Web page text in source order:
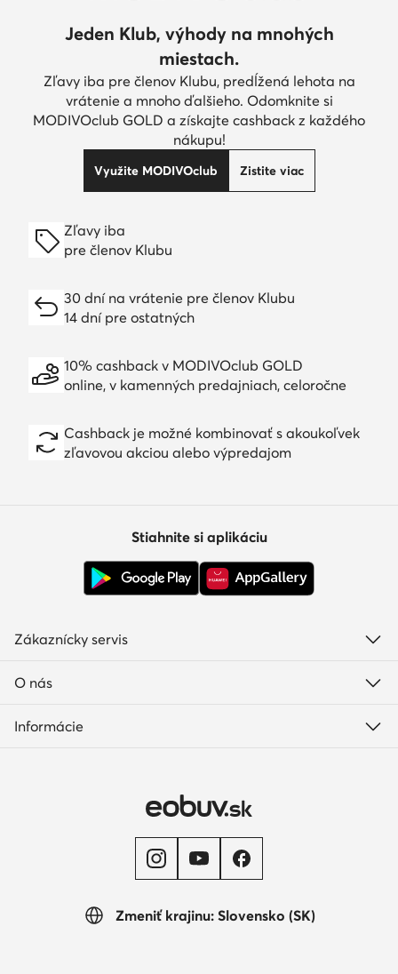
Jeden Klub, výhody na mnohých
miestach.
Zľavy iba pre členov Klubu, predĺžená lehota na
vrátenie a mnoho ďalšieho. Odomknite si
MODIVOclub GOLD a získajte cashback z každého
nákupu!
Využite MODIVOclub Zistite viac
Zľavy iba
pre členov Klubu
30 dní na vrátenie pre členov Klubu
14 dní pre ostatných
10% cashback v MODIVOclub GOLD
online, v kamenných predajniach, celoročne
Cashback je možné kombinovať s akoukoľvek
zľavovou akciou alebo výpredajom
Zmeniť krajinu: Slovensko (SK)
Stiahnite si aplikáciu
Zákaznícky servis
O nás
Informácie